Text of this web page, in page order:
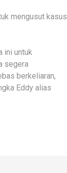
mengusut kasus
ini untuk
segera
berkeliaran,
Eddy alias